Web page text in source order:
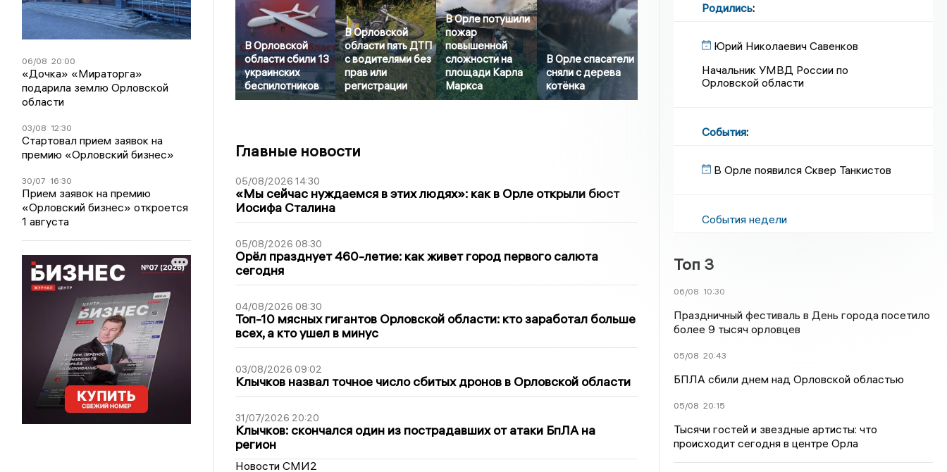
06/08 20:00
«Дочка» «Мираторга»
подарила землю Орловской
области
03/08 12:30
Стартовал прием заявок на
премию «Орловский бизнес»
30/07 16:30
Прием заявок на премию
«Орловский бизнес» откроется
1 августа
В Орловской
области сбили 13
украинских
беспилотников
В Орловской
области пять ДТП
с водителями без
прав или
регистрации
В Орле потушили
пожар
повышенной
сложности на
площади Карла
Маркса
В Орле спасатели
сняли с дерева
котёнка
Главные новости
05/08/2026 14:30
«Мы сейчас нуждаемся в этих людях»: как в Орле открыли бюст
Иосифа Сталина
05/08/2026 08:30
Орёл празднует 460-летие: как живет город первого салюта
сегодня
04/08/2026 08:30
Топ-10 мясных гигантов Орловской области: кто заработал больше
всех, а кто ушел в минус
03/08/2026 09:02
Клычков назвал точное число сбитых дронов в Орловской области
31/07/2026 20:20
Клычков: скончался один из пострадавших от атаки БпЛА на
регион
Новости СМИ2
Родились:
Юрий Николаевич Савенков
Начальник УМВД России по
Орловской области
События:
В Орле появился Сквер Танкистов
События недели
Топ 3
06/08 10:30
Праздничный фестиваль в День города посетило
более 9 тысяч орловцев
05/08 20:43
БПЛА сбили днем над Орловской областью
05/08 20:15
Тысячи гостей и звездные артисты: что
происходит сегодня в центре Орла